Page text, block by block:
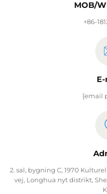
MOB/
+86-
[email
2. sal, bygning C, 1970
vej, Longhua nyt distrikt,